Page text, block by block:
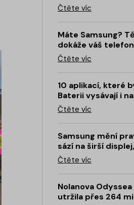
Čtěte víc
Máte Samsung?
dokáže váš
Čtěte víc
10 aplikací, které
Baterii vysávají i
Čtěte víc
Samsung mění
sází na širší
Čtěte víc
Nolanova
utržila přes 264